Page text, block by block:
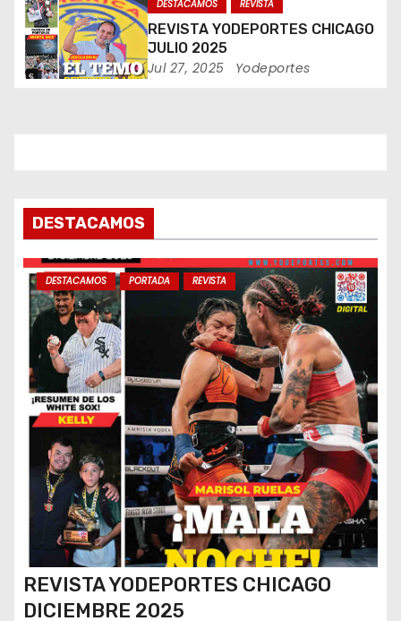
n
t
a
s
DESTACAMOS REVISTA
REVISTA YODEPORTES CHICAGO
JULIO 2025
Jul 27, 2025 Yodeportes
DESTACAMOS
DESTACAMOS PORTADA REVISTA
REVISTA YODEPORTES CHICAGO
DICIEMBRE 2025